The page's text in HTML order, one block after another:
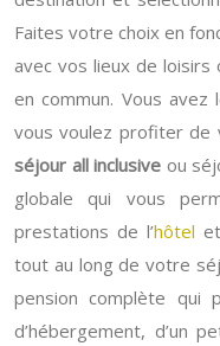
Faites votre choix en
avec vos lieux de
en commun. Vous avez
vous voulez profiter de
séjour all inclusive ou
globale qui vous
prestations de l’hôtel
tout au long de votre
pension complète qui
d’hébergement, d’un